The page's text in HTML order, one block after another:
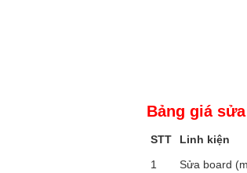
Bảng giá
STT Linh kiện
1
Sửa board